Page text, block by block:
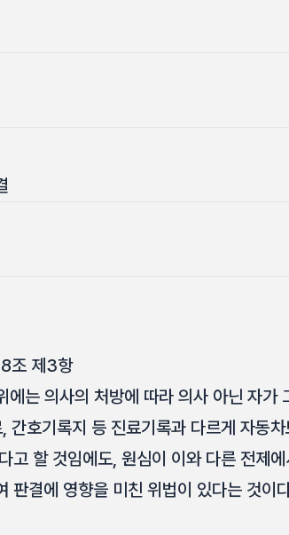
조 제3항
는 의사의 처방에 따라 의사 아닌 자가
호기록지 등 진료기록과 다르게 자동차
고 할 것임에도, 원심이 이와 다른 전제
판결에 영향을 미친 위법이 있다는 것이